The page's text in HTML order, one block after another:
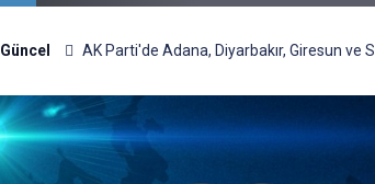
Güncel AK Parti'de Adana, Diyarbakır, Giresun ve